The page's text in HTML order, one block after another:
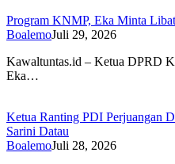
Program KNMP, Eka Minta
BoalemoJuli 29, 2026
Kawaltuntas.id – Ketua DPRD
Eka…
Ketua Ranting PDI Perjuangan
Sarini Datau
BoalemoJuli 28, 2026